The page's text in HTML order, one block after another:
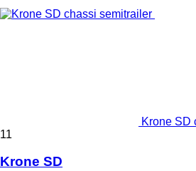
Krone SD
11
Krone SD